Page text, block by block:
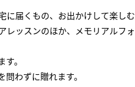
に届くもの、お出かけして楽しむ
レッスンのほか、メモリアルフォ
。
わずに贈れます。